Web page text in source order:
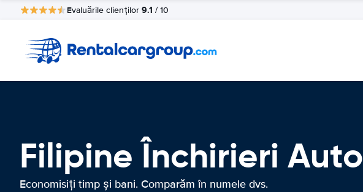
Evaluările clienților 9.1 / 10
Filipine Închirieri Auto
Economisiți timp și bani. Comparăm în numele dvs.